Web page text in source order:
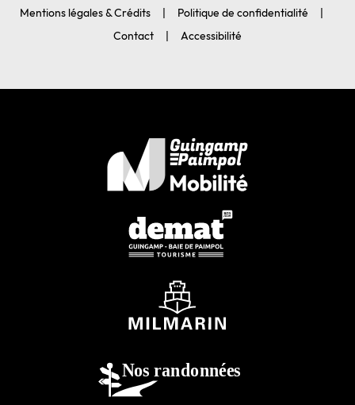
Mentions légales & Crédits
Politique de confidentialité
Contact
Accessibilité